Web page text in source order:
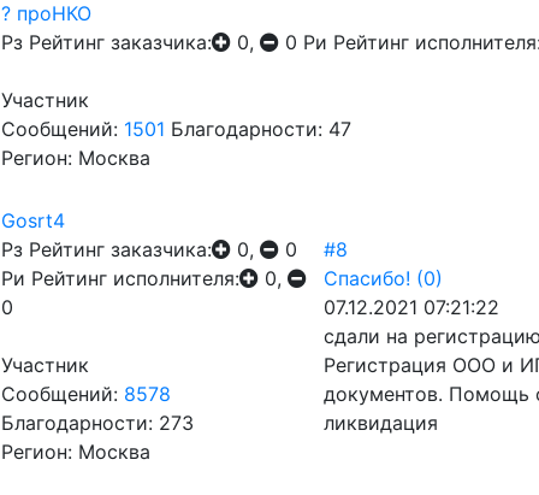
? проНКО
Рз Рейтинг заказчика: 0, 0 Ри Рейтинг
Участник
Сообщений: 1501 Благодарности: 47
Регион: Москва
Gosrt4
Рз Рейтинг заказчика: 0,
0
Ри Рейтинг исполнителя:
0,
0
Участник
Сообщений: 8578
Благодарности: 273
Регион: Москва
#8
Спасибо! (0)
07.12.2021 07:21:22
сдали на
Регистрация ООО и
документов. Помощь
ликвидация